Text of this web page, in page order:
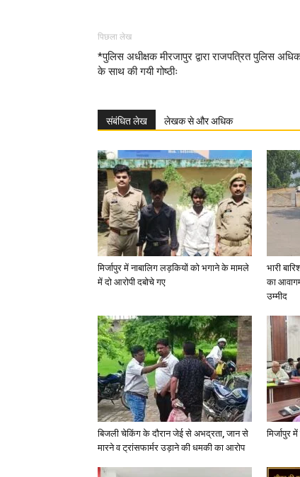
पिछला लेख
*पुलिस अधीक्षक मीरजापुर द्वारा राजपत्रित पुलिस
के साथ की गयी गोष्ठीः
संबंधित लेख लेखक से और अधिक
मिर्जापुर में नाबालिग लड़कियों को भगाने के मामले
में दो आरोपी दबोचे गए
भारी
का
उम्मीद
बिजली चेकिंग के दौरान जेई से अभद्रता, जान से
मारने व ट्रांसफार्मर उड़ाने की धमकी का आरोप
मिर्जापुर